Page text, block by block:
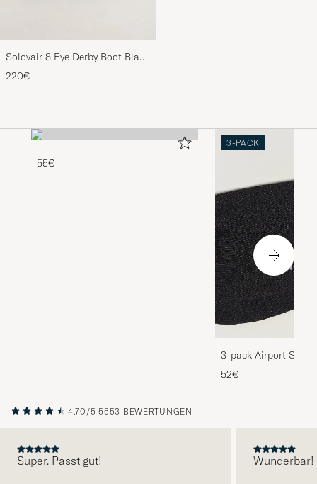
Solovair 8 Eye Derby Boot Black
Shine
220€
55€
3-PACK
3-pack Airport
Melange
52€
4.70/5 5553 BEWERTUNGEN
Super. Passt gut! Wunderbar!